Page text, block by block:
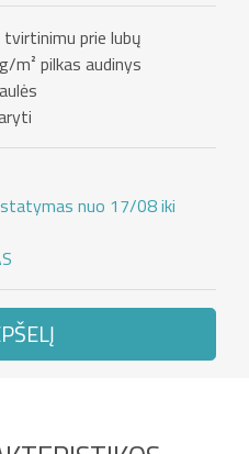
prie lubų
m² pilkas audinys
nuo 17/08 iki